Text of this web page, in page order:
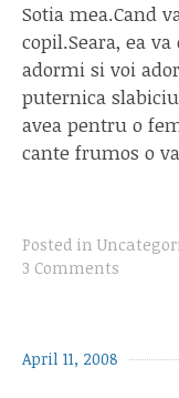
Sotia mea.Cand
copil.Seara, ea
adormi si voi
puternica
avea pentru o
cante frumos o
Posted in
3 Comments
April 11, 2008